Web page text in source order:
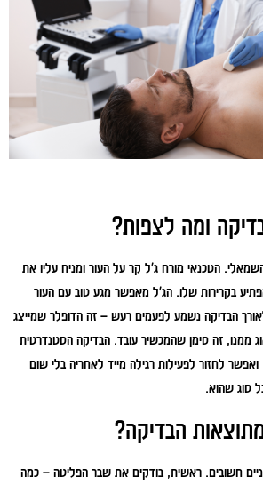
ומה לצפות?
הטכנאי מורח ג'ל קר על העור ומניח עליו את
בקרירות שלו. הג'ל מאפשר מגע טוב עם העור
הבדיקה נשמע לפעמים רעש – זה הדופלר שמייצג
ממנו, זה סימן שהמכשיר עובד. הבדיקה הסטנדרטית
לחזור לפעילות רגילה מייד לאחריה בלי שום
סוג שהוא.
הבדיקה?
חשובים. ראשית, בודקים את שבר הפליטה – כמה